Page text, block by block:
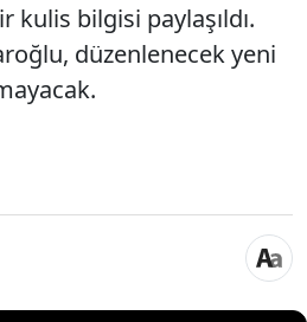
kulis bilgisi paylaşıldı.
düzenlenecek yeni